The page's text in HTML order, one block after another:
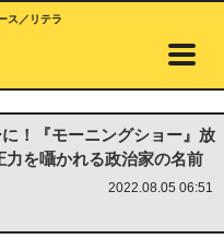
ス／リテラ
！『モーニングショー』放
を囁かれる政治家の名前
2022.08.05 06:51